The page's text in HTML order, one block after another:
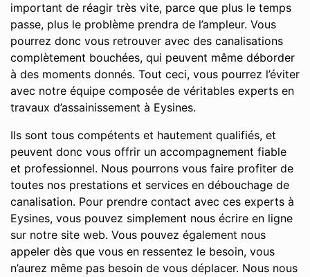
important de réagir très vite, parce que plus le temps
passe, plus le problème prendra de l’ampleur. Vous
pourrez donc vous retrouver avec des canalisations
complètement bouchées, qui peuvent même déborder
à des moments donnés. Tout ceci, vous pourrez l’éviter
avec notre équipe composée de véritables experts en
travaux d’assainissement à Eysines.
Ils sont tous compétents et hautement qualifiés, et
peuvent donc vous offrir un accompagnement fiable
et professionnel. Nous pourrons vous faire profiter de
toutes nos prestations et services en débouchage de
canalisation. Pour prendre contact avec ces experts à
Eysines, vous pouvez simplement nous écrire en ligne
sur notre site web. Vous pouvez également nous
appeler dès que vous en ressentez le besoin, vous
n’aurez même pas besoin de vous déplacer. Nous nous